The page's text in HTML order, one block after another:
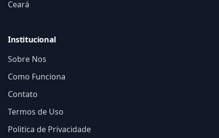
Ceará
Institucional
Sobre Nos
Como Funciona
Contato
Termos de Uso
Politica de Privacidade